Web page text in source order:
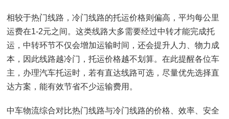
相较于热门线路，冷门线路的托运价格则偏高，平均每公里
运费在1-2元之间。这类线路大多需要经过中转才能完成托
运，中转环节不仅会增加运输时间，还会提升人力、物力成
本，因此线路越冷门，托运价格越不划算。在此提醒各位车
主，办理汽车托运时，若有直达线路可选，尽量优先选择直
达方案，能有效节省不少运输费用。
中车物流综合对比热门线路与冷门线路的价格、效率、安全